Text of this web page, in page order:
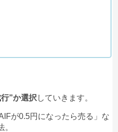
”か選択 していきます。
が0.5円になったら売る」な